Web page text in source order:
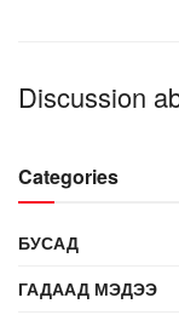
Discussion
Categories
БУСАД
ГАДААД МЭДЭЭ